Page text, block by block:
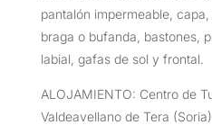
pantalón impermeable,
braga o bufanda, bastones,
labial, gafas de sol y frontal.
ALOJAMIENTO: Centro de
Valdeavellano de Tera